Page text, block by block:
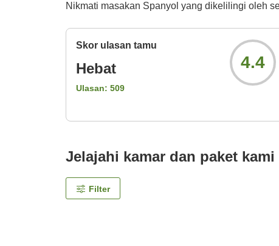
Nikmati masakan Spanyol yang dikelilingi oleh
Skor ulasan tamu
Hebat
Ulasan: 509
4.4
Jelajahi kamar dan paket kami
Filter